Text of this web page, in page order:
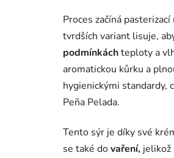
Proces začíná
tvrdších variant lisuje,
podmínkáchteploty a
aromatickou kůrku a
hygienickými standardy,
Peña Pelada.
Tento sýr je díky své
se také dovaření, jelikož